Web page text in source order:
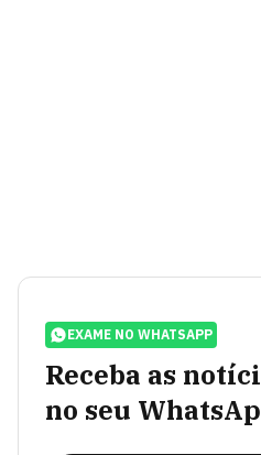
EXAME NO WHATSAPP
Receba as
no seu